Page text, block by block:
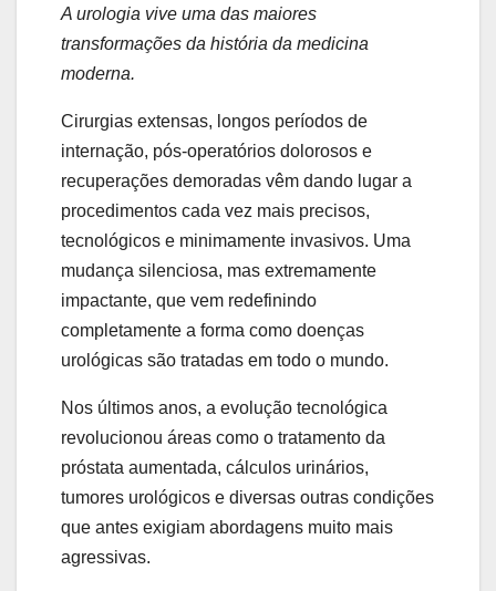
A urologia vive uma das maiores
transformações da história da medicina
moderna.
Cirurgias extensas, longos períodos de
internação, pós-operatórios dolorosos e
recuperações demoradas vêm dando lugar a
procedimentos cada vez mais precisos,
tecnológicos e minimamente invasivos. Uma
mudança silenciosa, mas extremamente
impactante, que vem redefinindo
completamente a forma como doenças
urológicas são tratadas em todo o mundo.
Nos últimos anos, a evolução tecnológica
revolucionou áreas como o tratamento da
próstata aumentada, cálculos urinários,
tumores urológicos e diversas outras condições
que antes exigiam abordagens muito mais
agressivas.